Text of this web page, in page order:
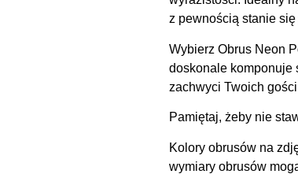
z pewnością stanie
Wybierz Obrus Neon
doskonale komponuje
zachwyci Twoich
Pamiętaj, żeby nie
Kolory obrusów na
wymiary obrusów